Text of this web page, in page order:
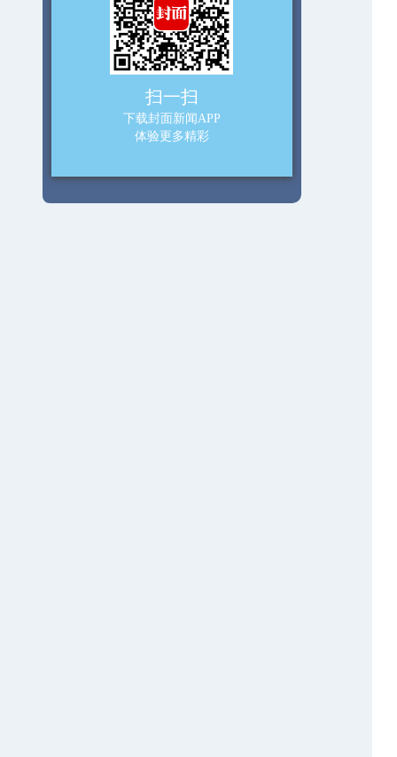
扫一扫
下载封面新闻APP
体验更多精彩